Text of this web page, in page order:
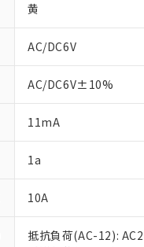
黄
AC/DC6V
AC/DC6V±10%
11mA
1a
10A
抵抗負荷(AC-12):
本サービス
くものです。
当社制御機
在庫状況お
当社販売員
在庫状況お
ている必要
*EU RoHS指令（10物質
鉛(Pb) 1000ppm以下、
六価クロム(Cr(Ⅵ))
フタル酸ビス(2-エチル
ル（DBP） 1000ppm
但し、RoHS指令で産業
フタル酸エステル類の
※2 対応予定月
部品在庫の切り替
「×」：最大均質
「－」：未確認で
Pb(鉛) :1000ppm、 Hg(
DEHP(フタル酸ビス(2-
「ｅ」：有害物質
「10」：通常の使
味します。
当社は、こ
う）を輸出
などの必要
当社は規制
たしません。
記
号
○ 一定数
△ 一定数
－
在庫な
空
受注生